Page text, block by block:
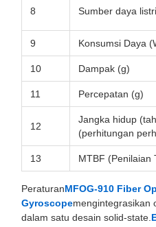
8 Sumber daya
9 Konsumsi Daya
10 Dampak (g)
11 Percepatan (g)
12
Jangka hidup
(perhitungan
13 MTBF (Penilaian
PeraturanMFOG-910 Fiber
Gyroscopemengintegrasikan
dalam satu desain solid-state.